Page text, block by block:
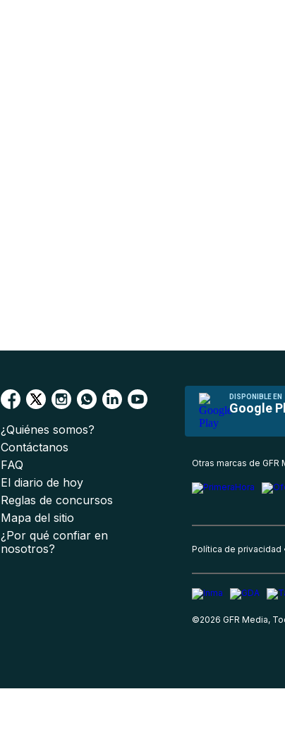
DISPONIBLE EN
Google
¿Quiénes somos?
Contáctanos
FAQ
El diario de hoy
Reglas de concursos
Mapa del sitio
¿Por qué confiar en
nosotros?
Otras marcas de GFR
Política de privacidad
©2026 GFR Media,